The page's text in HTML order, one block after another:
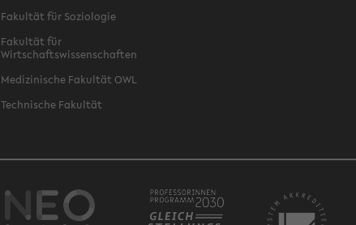
Fakultät für Soziologie
Fakultät für
Wirtschaftswissenschaften
Medizinische Fakultät OWL
Technische Fakultät